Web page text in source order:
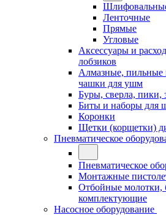
Ленточные
Прямые
Угловые
Аксессуары и
лобзиков
Алмазные, пильные
чашки для ушм
Буры, сверла, пики,
Биты и наборы для
Коронки
Щетки (корщетки)
Пневматическое
Пневматическое
Монтажные
Отбойные молотки,
комплектующие
Насосное оборудование